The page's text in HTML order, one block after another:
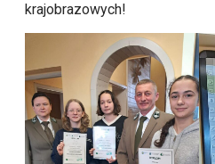
krajobrazowych!